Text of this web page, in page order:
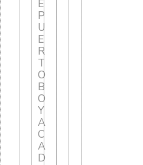
E
P
U
E
R
T
O
B
O
Y
A
C
A
D